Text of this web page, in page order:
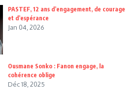
PASTEF, 12 ans d’engagement, de courage
et d’espérance
Jan 04, 2026
Ousmane Sonko : Fanon engage, la
cohérence oblige
Déc 18, 2025